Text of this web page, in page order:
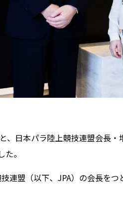
、日本パラ陸上競技連盟会長
。
連盟（以下、JPA）の会長をつ